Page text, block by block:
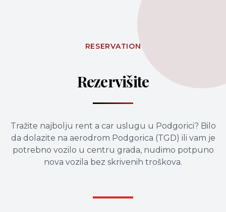
RESERVATION
Rezervišite
Tražite najbolju rent a car uslugu u Podgorici? Bilo
da dolazite na aerodrom Podgorica (TGD) ili vam je
potrebno vozilo u centru grada, nudimo potpuno
nova vozila bez skrivenih troškova.